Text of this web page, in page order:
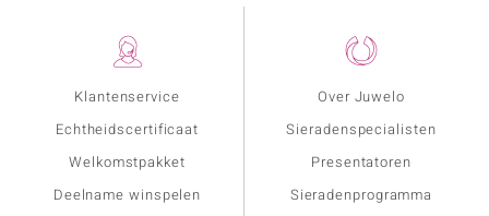
Klantenservice
Echtheidscertificaat
Welkomstpakket
Deelname winspelen
Over Juwelo
Sieradenspecialisten
Presentatoren
Sieradenprogramma